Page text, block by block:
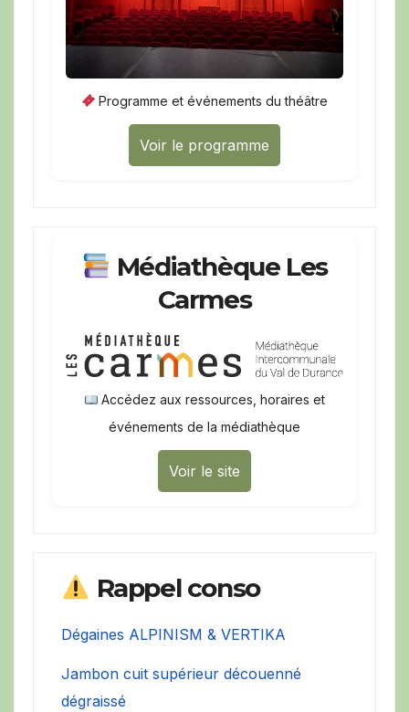
Programme et événements du théâtre
Voir le programme
Médiathèque Les
Carmes
Accédez aux ressources, horaires et
événements de la médiathèque
Voir le site
Rappel conso
Dégaines ALPINISM & VERTIKA
Jambon cuit supérieur découenné
dégraissé